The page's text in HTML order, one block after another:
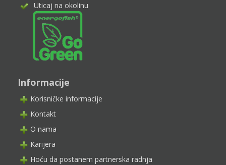
Uticaj na okolinu
Informacije
Korisničke informacije
Kontakt
O nama
Karijera
Hoću da postanem partnerska radnja